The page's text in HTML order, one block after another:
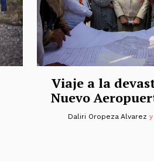
Viaje a la
Nuevo
Daliri Oropeza Alvarez y